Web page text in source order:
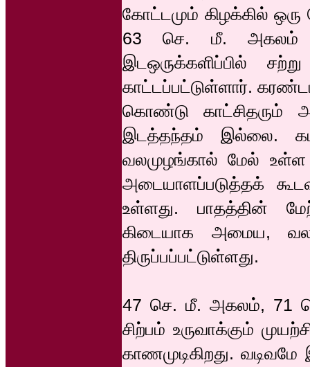
கோட்டமும் கிழக்கில்
63 செ. மீ. அகலம்
இடஒருக்களிப்பில்
காட்டப்பட்டுள்ளார்.
கொண்டு காட்சிதரும்
இடத்தந்தம் இல்லை.
வலமுழங்கால் மேல்
அடையாளப்படுத்தக்
உள்ளது. பாதத்தின்
கிடையாக அமைய,
திருப்பப்பட்டுள்ளது.
47 செ. மீ. அகலம், 71
சிற்பம் உருவாக்கும்
காணமுடிகிறது.